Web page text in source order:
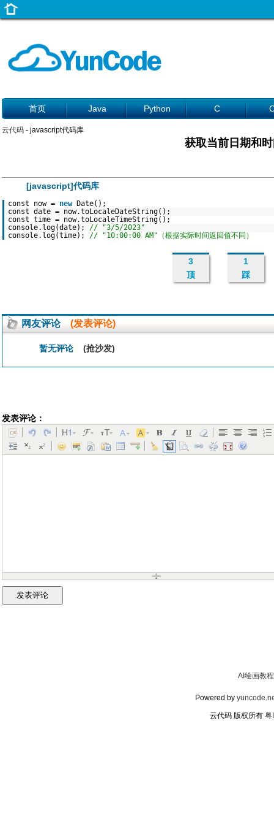
首页 Java Python C
云代码 - javascript代码库
获取当前日期和
[javascript]代码库
const now = new
Date();
const date = now.toLocaleDateString();
const time = now.toLocaleTimeString();
console.log(date); // "3/5/2023"
console.log(time); // "10:00:00 AM"（根据实际时间返回值不同）
3
顶
1
踩
网友评论 (发表评论)
暂无评论 (抢沙发)
发表评论：
AI绘画教程
Powered by
云代码 版权所有 粤